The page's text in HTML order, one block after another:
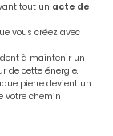
tout un acte de
vous créez avec
à maintenir un
de cette énergie.
pierre devient un
votre chemin